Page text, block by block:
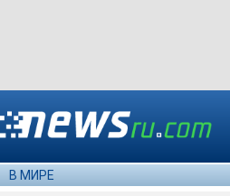
В МИРЕ